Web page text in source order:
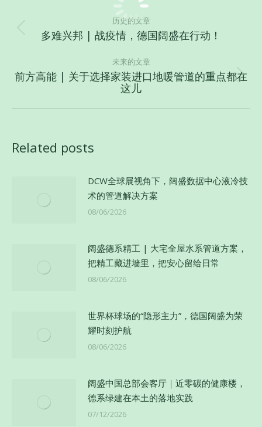
历史的文章
历
的
文
章：
多难兴邦 | 战疫情，德国阔盛在行动！
未来的文章
未
来
的
前方高能 | 关于选择家装进口地暖管道的重点都在
这儿
Related posts
DCW全球展视角下，阔盛数据中心液冷技
术的管道解决方案
08/06/2026
阔盛德系精工 | 大宅全屋水系管道方案，
把精工藏进墙里，把安心留给日常
08/06/2026
世界杯球场的“隐形主力”，德国阔盛为荣
耀时刻护航
08/06/2026
阔盛中国总部会客厅｜近零碳的健康楼，
德系绿建在本土的落地实践
07/12/2026